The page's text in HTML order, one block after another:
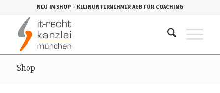
NEU IM SHOP - KLEINUNTERNEHMER AGB FÜR COACHING
Shop